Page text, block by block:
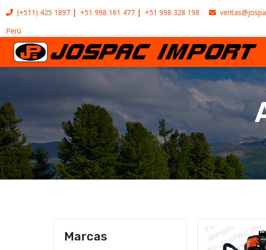
(+511) 425 1897 +51 998 161 477 +51 998 328 198
Perú
Marcas